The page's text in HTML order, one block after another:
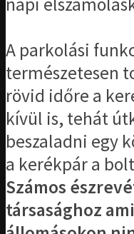
A parkolási
természetesen
rövid időre a
kívül is, tehát
beszaladni egy
a kerékpár a
Számos
társasághoz